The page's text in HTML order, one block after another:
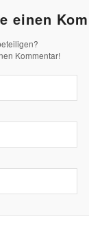
einen
Kommentar!